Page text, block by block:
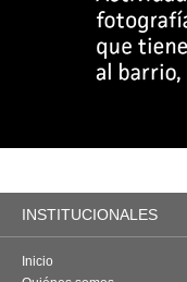
INSTITUCIONALES
Inicio